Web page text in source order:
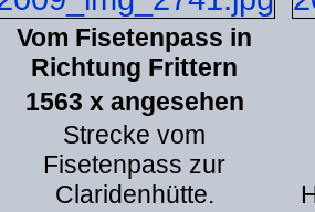
Vom Fisetenpass in
Richtung Frittern
1563 x angesehen
Strecke vom
Fisetenpass zur
Claridenhütte.